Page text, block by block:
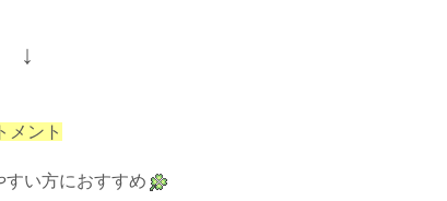
メント
すい方におすすめ